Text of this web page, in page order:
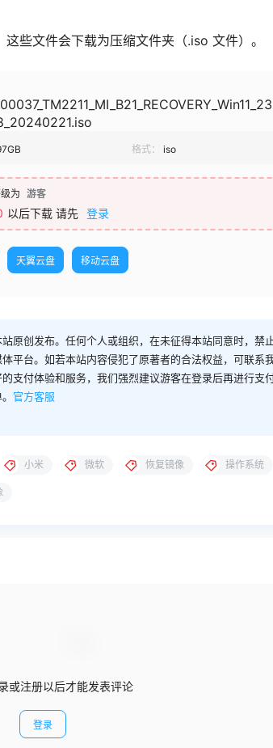
些文件会下载为压缩文件夹（.iso 文件）。
格式： iso
为 游客
以后下载 请先 登录
天翼云盘 移动云盘
原创发布。任何个人或组织，在未征得本站同意时，禁
平台。如若本站内容侵犯了原著者的合法权益，可联系
支付体验和服务，我们强烈建议游客在登录后再进行支
官方客服
小米 微软 恢复镜像 操作系统
或注册以后才能发表评论
登录